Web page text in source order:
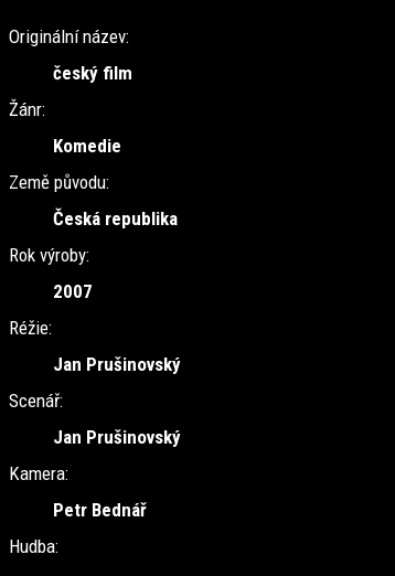
Originální název:
český film
Žánr:
Komedie
Země původu:
Česká republika
Rok výroby:
2007
Réžie:
Jan Prušinovský
Scenář:
Jan Prušinovský
Kamera:
Petr Bednář
Hudba: